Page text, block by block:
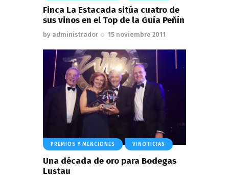
Finca La Estacada sitúa cuatro de
sus vinos en el Top de la Guía Peñín
by administrador 15 noviembre 2011
PREMIOS Y MENCIONES VINOTICIAS
Una década de oro para Bodegas
Lustau